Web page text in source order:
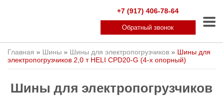
+7 (917) 406-78-64
Обратный звонок
Главная » Шины » Шины для электропогрузчиков » Шины для
электропогрузчиков 2,0 т HELI CPD20-G (4-х опорный)
Шины для электропогрузчиков